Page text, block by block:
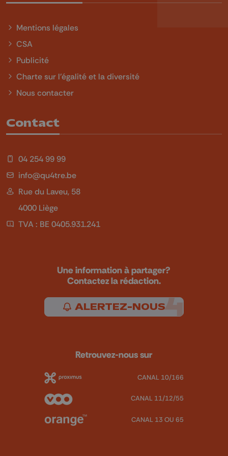
Mentions légales
CSA
Publicité
Charte sur l'égalité et la diversité
Nous contacter
Contact
04 254 99 99
info@qu4tre.be
Rue du Laveu, 58
4000 Liège
TVA : BE 0405.931.241
Une information à partager?
Contactez la rédaction.
ALERTEZ-NOUS
Retrouvez-nous sur
CANAL 10/166
CANAL 11/12/55
CANAL 13 OU 65